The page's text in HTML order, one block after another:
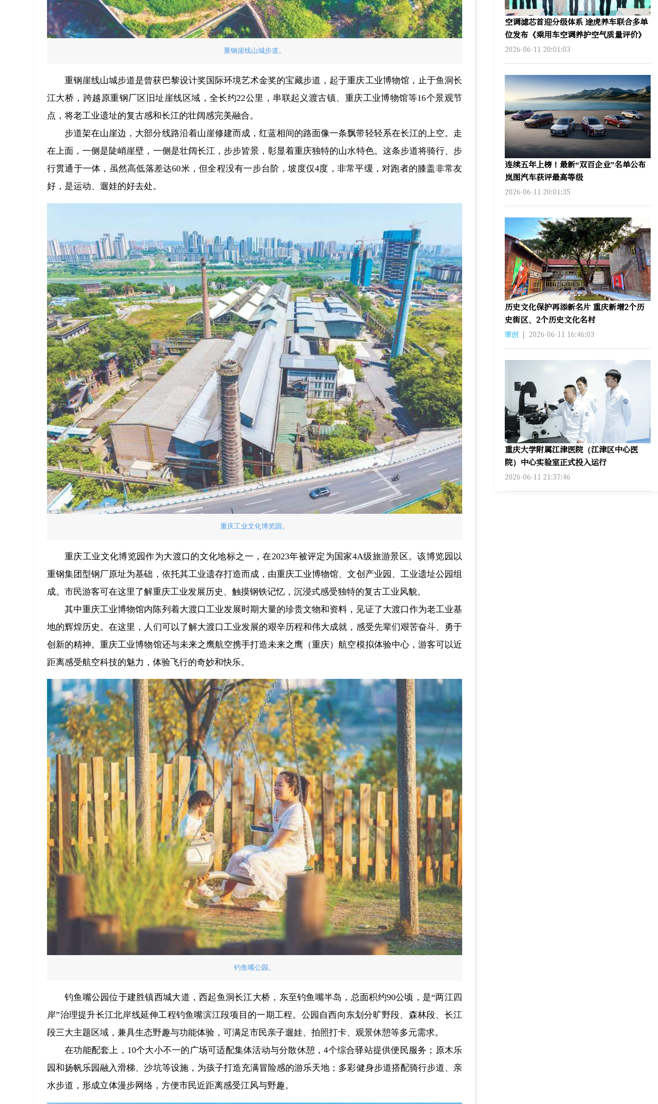
重钢崖线山城步道。
重钢崖线山城步道是曾获巴黎设计奖国际环境艺术金奖的宝藏步道，起于重庆工业博物馆，止于鱼洞长
江大桥，跨越原重钢厂区旧址崖线区域，全长约22公里，串联起义渡古镇、重庆工业博物馆等16个景观节
点，将老工业遗址的复古感和长江的壮阔感完美融合。
步道架在山崖边，大部分线路沿着山崖修建而成，红蓝相间的路面像一条飘带轻轻系在长江的上空。走
在上面，一侧是陡峭崖壁，一侧是壮阔长江，步步皆景，彰显着重庆独特的山水特色。这条步道将骑行、步
行贯通于一体，虽然高低落差达60米，但全程没有一步台阶，坡度仅4度，非常平缓，对跑者的膝盖非常友
好，是运动、遛娃的好去处。
重庆工业文化博览园。
重庆工业文化博览园作为大渡口的文化地标之一，在2023年被评定为国家4A级旅游景区。该博览园以
重钢集团型钢厂原址为基础，依托其工业遗存打造而成，由重庆工业博物馆、文创产业园、工业遗址公园组
成。市民游客可在这里了解重庆工业发展历史、触摸钢铁记忆，沉浸式感受独特的复古工业风貌。
其中重庆工业博物馆内陈列着大渡口工业发展时期大量的珍贵文物和资料，见证了大渡口作为老工业基
地的辉煌历史。在这里，人们可以了解大渡口工业发展的艰辛历程和伟大成就，感受先辈们艰苦奋斗、勇于
创新的精神。重庆工业博物馆还与未来之鹰航空携手打造未来之鹰（重庆）航空模拟体验中心，游客可以近
距离感受航空科技的魅力，体验飞行的奇妙和快乐。
钓鱼嘴公园。
钓鱼嘴公园位于建胜镇西城大道，西起鱼洞长江大桥，东至钓鱼嘴半岛，总面积约90公顷，是“两江四
岸”治理提升长江北岸线延伸工程钓鱼嘴滨江段项目的一期工程。公园自西向东划分旷野段、森林段、长江
段三大主题区域，兼具生态野趣与功能体验，可满足市民亲子遛娃、拍照打卡、观景休憩等多元需求。
在功能配套上，10个大小不一的广场可适配集体活动与分散休憩，4个综合驿站提供便民服务；原木乐
园和扬帆乐园融入滑梯、沙坑等设施，为孩子打造充满冒险感的游乐天地；多彩健身步道搭配骑行步道、亲
水步道，形成立体漫步网络，方便市民近距离感受江风与野趣。
空调滤芯首迎分级体系 途虎养车联合多单
位发布《乘用车空调养护空气质量评价》
2026-06-11 20:01:03
连续五年上榜！最新“双百企业”名单公布
岚图汽车获评最高等级
2026-06-11 20:01:35
历史文化保护再添新名片 重庆新增2个历
史街区、2个历史文化名村
原创 | 2026-06-11 16:46:03
重庆大学附属江津医院（江津区中心医
院）中心实验室正式投入运行
2026-06-11 21:37:46